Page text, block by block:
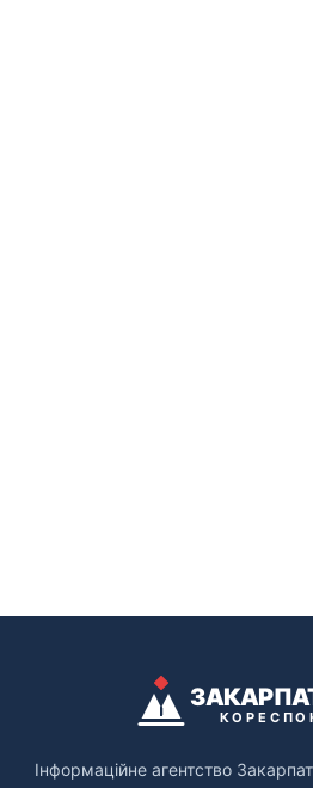
Інформаційне агентство